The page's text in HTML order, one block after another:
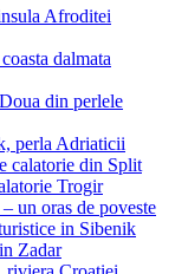
Afroditei
dalmata
din perlele
perla Adriaticii
calatorie din Split
Trogir
un oras de poveste
in Sibenik
Zadar